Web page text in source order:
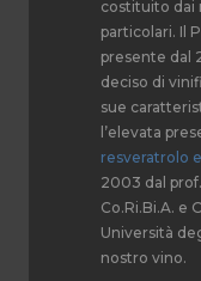
costituito dai
particolari. Il
presente dal
deciso di
sue
l’elevata
resveratrolo
2003 dal
Co.Ri.Bi.A. e
Università
nostro vino.